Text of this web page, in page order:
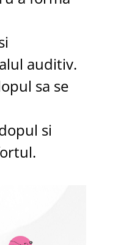
auditiv.
sa se
si